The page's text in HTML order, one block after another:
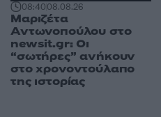
08:4008.08.26
Μαριζέτα
Αντωνοπούλου στο
newsit.gr: Οι
“σωτήρες” ανήκουν
στο χρονοντούλαπο
της ιστορίας